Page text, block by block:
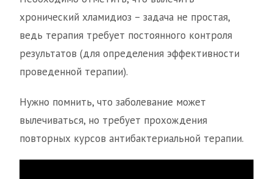
хронический хламидиоз – задача не простая,
ведь терапия требует постоянного контроля
результатов (для определения эффективности
проведенной терапии).
Нужно помнить, что заболевание может
вылечиваться, но требует прохождения
повторных курсов антибактериальной терапии.